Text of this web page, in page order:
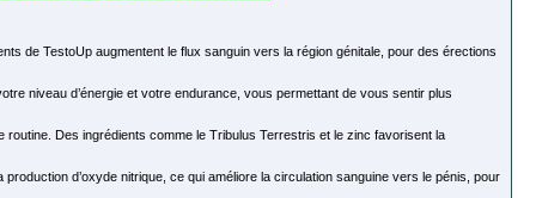
de TestoUp augmentent le flux sanguin vers la région génitale, pour des érections
niveau d’énergie et votre endurance, vous permettant de vous sentir plus
routine. Des ingrédients comme le Tribulus Terrestris et le zinc favorisent la
d’oxyde nitrique, ce qui améliore la circulation sanguine vers le pénis, pour